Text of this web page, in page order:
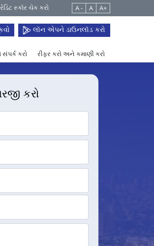
સ્કૉર ચેક કરો A - A A+
લૉન એપને ડાઉનલૉડ કરો
સંપર્ક કરો રીફર કરો અને કમાણી કરો
કરો